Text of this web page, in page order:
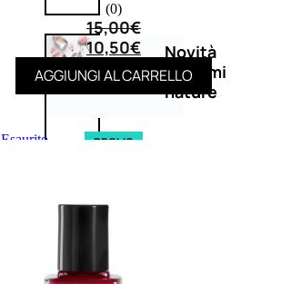
Novità
profumi
nature
Esaurito PROMO
(0)
15,00€
10,50€
AGGIUNGI AL CARRELLO